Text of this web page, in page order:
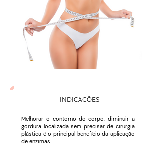
INDICAÇÕES
Melhorar o contorno do corpo, diminuir a
gordura localizada sem precisar de cirurgia
plástica é o principal benefício da aplicação
de enzimas.